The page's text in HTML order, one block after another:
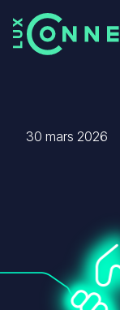
au
contenu
30 mars 2026